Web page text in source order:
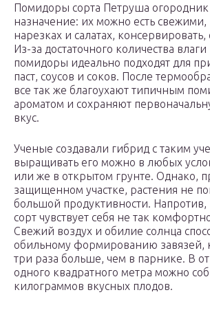
Помидоры сорта Петруша
назначение: их можно есть свежими,
нарезках и салатах, консервировать,
Из-за достаточного количества
помидоры идеально подходят для
паст, соусов и соков. После
все так же благоухают типичным
ароматом и сохраняют
вкус.
Ученые создавали гибрид с таким
выращивать его можно в любых
или же в открытом грунте. Однако,
защищенном участке, растения не
большой продуктивности. Напротив,
сорт чувствует себя не так
Свежий воздух и обилие солнца
обильному формированию завязей,
три раза больше, чем в парнике. В
одного квадратного метра можно
килограммов вкусных плодов.